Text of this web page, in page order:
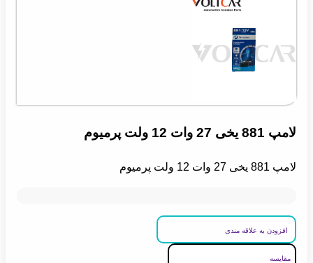
لامپ 881 یخی 27 وات 12 ولت پرمیوم
لامپ 881 یخی 27 وات 12 ولت پرمیوم
افزودن به علاقه مندی
مقایسه